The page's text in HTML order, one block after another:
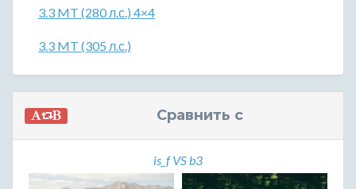
3.3 MT (280 л.с.) 4×4
3.3 MT (305 л.с.)
Сравнить с
is_f VS b3